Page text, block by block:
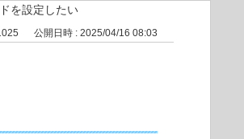
を設定したい
公開日時 : 2025/04/16 08:03